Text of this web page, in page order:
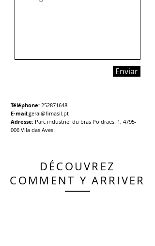
Enviar
Téléphone: 252871648
E-mail:geral@fimasil.pt
Adresse: Parc industriel du bras Poldraes. 1, 4795-
006 Vila das Aves
DÉCOUVREZ
COMMENT Y ARRIVER